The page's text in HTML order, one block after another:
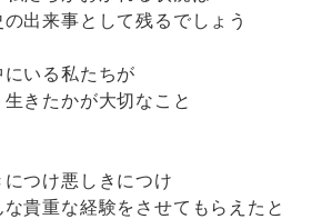
の出来事として残るでしょう
にいる私たちが
生きたかが大切なこと
につけ悪しきにつけ
な貴重な経験をさせてもらえたと